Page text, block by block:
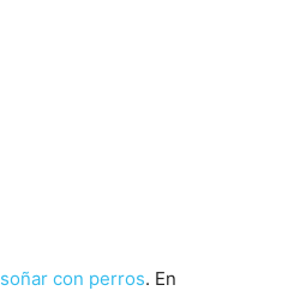
soñar con perros. En